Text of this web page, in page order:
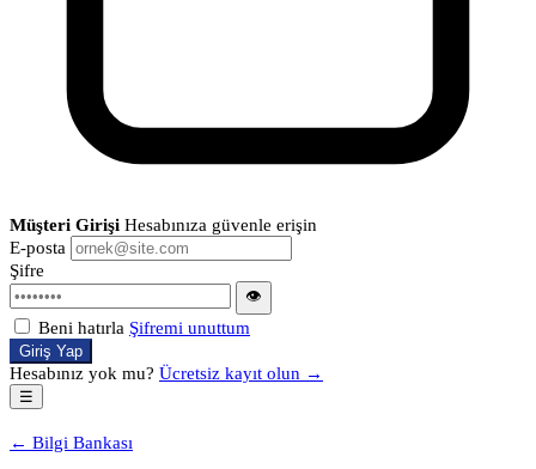
Müşteri Girişi Hesabınıza güvenle erişin
E-posta
Şifre
👁
Beni hatırla Şifremi unuttum
Giriş Yap
Hesabınız yok mu? Ücretsiz kayıt olun →
☰
← Bilgi Bankası